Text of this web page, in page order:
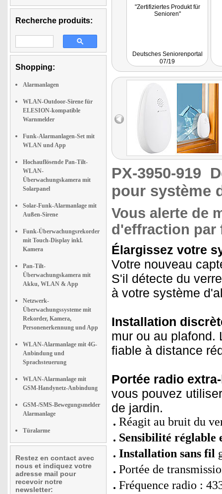
Recherche produits:
Shopping:
Alarmanlagen
WLAN-Outdoor-Sirene für
ELESION-kompatible
Warnmelder
Funk-Alarmanlagen-Set mit
WLAN und App
Hochauflösende Pan-Tilt-
WLAN-
Überwachungskamera mit
Solarpanel
Solar-Funk-Alarmanlage mit
Außen-Sirene
Funk-Überwachungsrekorder
mit Touch-Display inkl.
Kamera
Pan-Tilt-
Überwachungskamera mit
Akku, WLAN & App
Netzwerk-
Überwachungssysteme mit
Rekorder, Kamera,
Personenerkennung und App
WLAN-Alarmanlage mit 4G-
Anbindung und
Sprachsteuerung
WLAN-Alarmanlage mit
GSM-Handynetz-Anbindung
GSM-/SMS-Bewegungsmelder
Alarmanlage
Türalarme
Restez en contact avec
nous et indiquez votre
adresse mail pour
recevoir notre
newsletter:
"Zertifiziertes Produkt für
Senioren"
Deutsches Seniorenportal
07/19
PX-3950-919
pour système
Vous alerte de
d'effraction par
Élargissez votre
Votre nouveau
S'il détecte du
à votre système
Installation
mur ou au plafond.
fiable à distance
Portée radio
vous pouvez
de jardin.
Réagit au bruit du
Sensibilité réglable
Installation sans fil
Portée de
Fréquence radio :